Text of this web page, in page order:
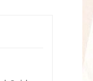
вида
тяги.